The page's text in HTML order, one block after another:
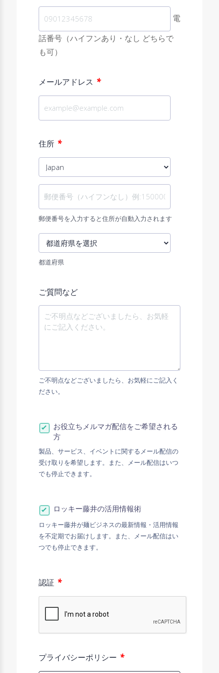
電
話番号（ハイフンあり・なし どちらで
も可）
メールアドレス *
住所 *
郵便番号を入力すると住所が自動入力されます
都道府県
ご質問など
ご不明点などございましたら、お気軽にご記入く
ださい。
お役立ちメルマガ配信をご希望される
方
製品、サービス、イベントに関するメール配信の
受け取りを希望します。また、メール配信はいつ
でも停止できます。
ロッキー藤井の活用情報術
ロッキー藤井が麺ビジネスの最新情報・活用情報
を不定期でお届けします。また、メール配信はい
つでも停止できます。
認証 *
プライバシーポリシー *